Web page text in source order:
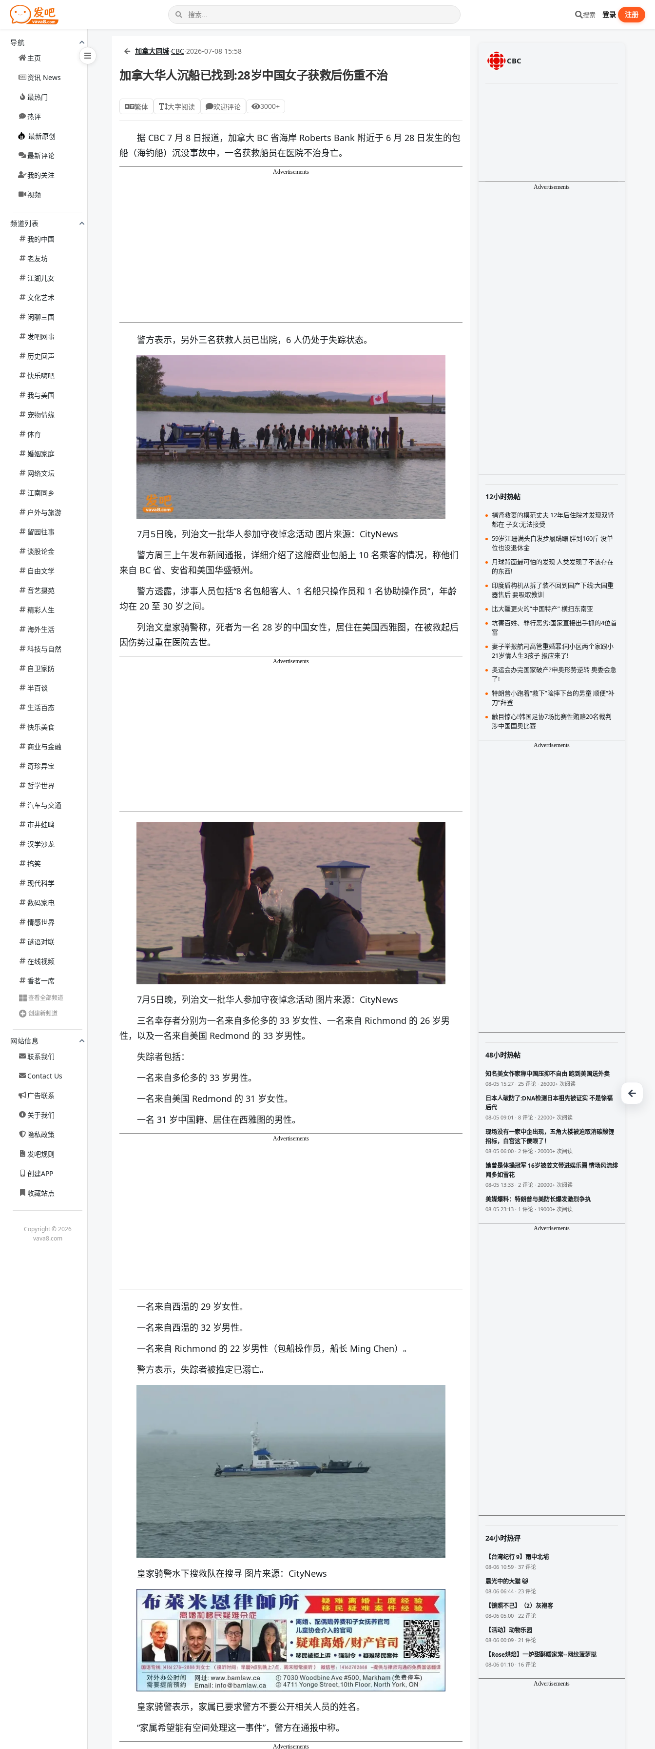
搜索 登录 注册
导航
主页
资讯 News
最热门
热评
最新原创
最新评论
我的关注
视频
频道列表
我的中国
老友坊
江湖儿女
文化艺术
闲聊三国
发吧网事
历史回声
快乐嗨吧
我与美国
宠物情缘
体育
婚姻家庭
网络文坛
江南同乡
户外与旅游
留园往事
谈股论金
自由文学
音艺摄苑
精彩人生
海外生活
科技与自然
自卫家防
半百谈
生活百态
快乐美食
商业与金融
奇珍异宝
哲学世界
汽车与交通
市井蛙鸣
汉学沙龙
搞笑
现代科学
数码家电
情感世界
谜语对联
在线视频
香茗一席
查看全部频道
创建新频道
网站信息
联系我们
Contact Us
广告联系
关于我们
隐私政策
发吧规则
创建APP
收藏站点
Copyright © 2026
vava8.com
加拿大同城·CBC·2026-07-08 15:58
加拿大华人沉船已找到:28岁中国女子获救后伤重不治
繁体 大字阅读 欢迎评论 3000+
据 CBC 7 月 8 日报道，加拿大 BC 省海岸 Roberts Bank 附近于 6 月 28 日发生的包
船（海钓船）沉没事故中，一名获救船员在医院不治身亡。
Advertisements
警方表示，另外三名获救人员已出院，6 人仍处于失踪状态。
7月5日晚，列治文一批华人参加守夜悼念活动 图片来源：CityNews
警方周三上午发布新闻通报，详细介绍了这艘商业包船上 10 名乘客的情况，称他们
来自 BC 省、安省和美国华盛顿州。
警方透露，涉事人员包括“8 名包船客人、1 名船只操作员和 1 名协助操作员”，年龄
均在 20 至 30 岁之间。
列治文皇家骑警称，死者为一名 28 岁的中国女性，居住在美国西雅图，在被救起后
因伤势过重在医院去世。
Advertisements
7月5日晚，列治文一批华人参加守夜悼念活动 图片来源：CityNews
三名幸存者分别为一名来自多伦多的 33 岁女性、一名来自 Richmond 的 26 岁男
性，以及一名来自美国 Redmond 的 33 岁男性。
失踪者包括：
一名来自多伦多的 33 岁男性。
一名来自美国 Redmond 的 31 岁女性。
一名 31 岁中国籍、居住在西雅图的男性。
Advertisements
一名来自西温的 29 岁女性。
一名来自西温的 32 岁男性。
一名来自 Richmond 的 22 岁男性（包船操作员，船长 Ming Chen）。
警方表示，失踪者被推定已溺亡。
皇家骑警水下搜救队在搜寻 图片来源：CityNews
皇家骑警表示，家属已要求警方不要公开相关人员的姓名。
“家属希望能有空间处理这一事件”，警方在通报中称。
Advertisements
CBC
Advertisements
12小时热帖
捐肾救妻的模范丈夫 12年后住院才发现双肾
都在 子女:无法接受
59岁江珊满头白发步履蹒跚 胖到160斤 没单
位也没退休金
月球背面最可怕的发现 人类发现了不该存在
的东西!
印度盾构机从拆了装不回到国产下线:大国重
器售后 要吸取教训
比大疆更火的“中国特产” 横扫东南亚
坑害百姓、罪行恶劣:国家直接出手抓的4位首
富
妻子举报航司高管重婚罪:同小区两个家跟小
21岁情人生3孩子 报应来了!
奥运会办完国家破产?申奥形势逆转 奥委会急
了!
特朗普小跑着“救下”险摔下台的男童 顺便“补
刀”拜登
触目惊心!韩国足协7场比赛性贿赂20名裁判
涉中国国奥比赛
Advertisements
48小时热帖
知名美女作家称中国压抑不自由 跑到美国送外卖
08-05 15:27 · 25 评论 · 26000+ 次阅读
日本人破防了:DNA检测日本祖先被证实 不是徐福
后代
08-05 09:01 · 8 评论 · 22000+ 次阅读
现场没有一家中企出现，五角大楼被迫取消碳酸锂
招标，白宫这下傻眼了！
08-05 06:00 · 2 评论 · 20000+ 次阅读
她曾是体操冠军 16岁被姜文带进娱乐圈 情场风流绯
闻多如雪花
08-05 13:33 · 2 评论 · 20000+ 次阅读
美媒爆料：特朗普与美防长爆发激烈争执
08-05 23:13 · 1 评论 · 19000+ 次阅读
Advertisements
24小时热评
【台湾纪行 9】雨中北埔
08-06 10:59 · 37 评论
晨光中的大猫 🐱
08-06 06:44 · 23 评论
【镜照不己】（2）灰袍客
08-06 05:00 · 22 评论
【活动】动物乐园
08-06 00:09 · 21 评论
【Rose烘焙】一炉甜酥暖家常--网纹菠萝挞
08-06 01:10 · 16 评论
Advertisements